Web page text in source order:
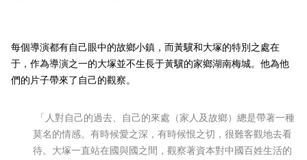
每個導演都有自己眼中的故鄉小鎮，而黃驥和大塚的特別之處在
于，作為導演之一的大塚並不生長于黃驥的家鄉湖南梅城。他為他
們的片子帶來了自己的觀察。
「人對自己的過去、自己的來處（家人及故鄉）總是帶著一種
莫名的情感。有時候愛之深，有時候恨之切，很難客觀地去看
待。大塚一直站在國與國之間，觀察著資本對中國百姓生活的